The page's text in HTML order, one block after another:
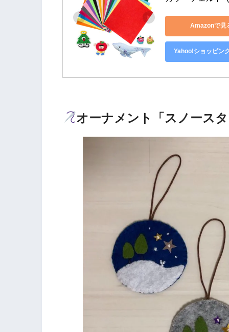
Amazonで見
Yahoo!ショッピン
オーナメント「スノース